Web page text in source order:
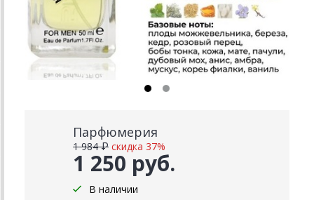
Парфюмерия
1 250 руб.
1 984 ₽ скидка 37%
В наличии